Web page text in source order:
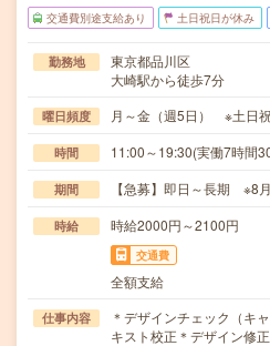
交通費別途支給あり 土日祝日が休み
勤務地
東京都品川区
大崎駅から徒歩7分
曜日頻度 月～金（週5日） ※土日
時間 11:00～19:30(実働7時間
期間 【急募】即日～長期 ※8
時給 時給2000円～2100円
交通費
全額支給
仕事内容
＊デザインチェック（キ
キスト校正＊デザイン修